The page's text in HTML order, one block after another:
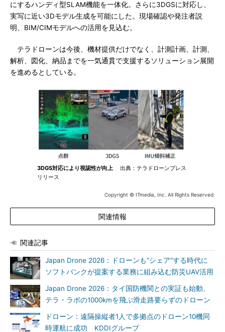
にするハンディ型SLAM機能を一体化。さらに3DGSに対応し、
実写に近い3Dモデル生成を可能にした。現場確認や発注者説
明、BIM/CIMモデルへの活用を見込む。
テラドローンは今後、機材提供だけでなく、計測計画、計測、
解析、図化、納品までを一気通貫で支援するソリューション展開
を進めるとしている。
3DGS対応により視認性が向上
出典：テラドローンプレス
リリース
Copyright © ITmedia, Inc. All Rights Reserved.
関連情報
関連記事
Japan Drone 2026：ドローンも“シェア”する時代に
ソフトバンクが提案する業務に組み込む防災UAV活用
Japan Drone 2026：タイ国防機関との実証も始動、
テラ・ラボの1000kmを飛ぶ滑走路要らずのドローン
ドローン：遠隔操縦者1人で多拠点のドローン10機同
時運航に成功 KDDIグループ